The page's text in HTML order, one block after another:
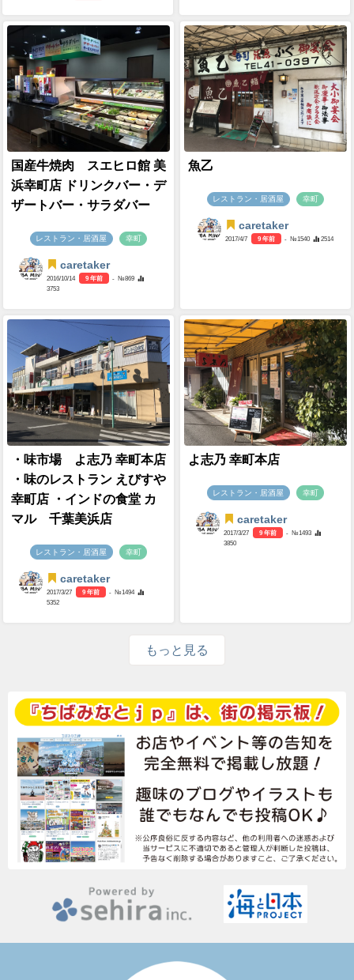
国産牛焼肉 スエヒロ館 美
浜幸町店 ドリンクバー・デ
ザートバー・サラダバー
レストラン・居酒屋 幸町
caretaker
2016/10/14 9 年前
- №869
3753
魚乙
レストラン・居酒屋 幸町
caretaker
2017/4/7 9 年前 - №1540 2514
・味市場 よ志乃 幸町本店
・味のレストラン えびすや
幸町店 ・インドの食堂 カ
マル 千葉美浜店
レストラン・居酒屋 幸町
caretaker
2017/3/27 9 年前
- №1494
5352
よ志乃 幸町本店
レストラン・居酒屋 幸町
caretaker
2017/3/27 9 年前
- №1493
3850
もっと見る